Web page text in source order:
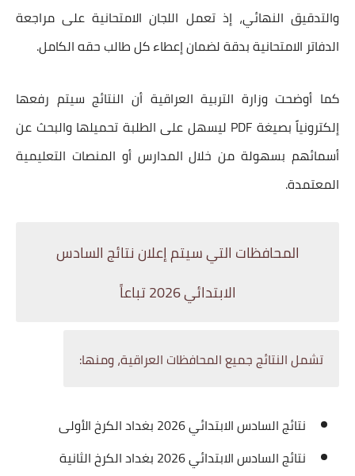
والتدقيق النهائي، إذ تعمل اللجان الامتحانية على مراجعة
الدفاتر الامتحانية بدقة لضمان إعطاء كل طالب حقه الكامل.
كما أوضحت وزارة التربية العراقية أن النتائج سيتم رفعها
إلكترونياً بصيغة PDF ليسهل على الطلبة تحميلها والبحث عن
أسمائهم بسهولة من خلال المدارس أو المنصات التعليمية
المعتمدة.
المحافظات التي سيتم إعلان نتائج السادس
الابتدائي 2026 تباعاً
تشمل النتائج جميع المحافظات العراقية، ومنها:
نتائج السادس الابتدائي 2026 بغداد الكرخ الأولى
نتائج السادس الابتدائي 2026 بغداد الكرخ الثانية